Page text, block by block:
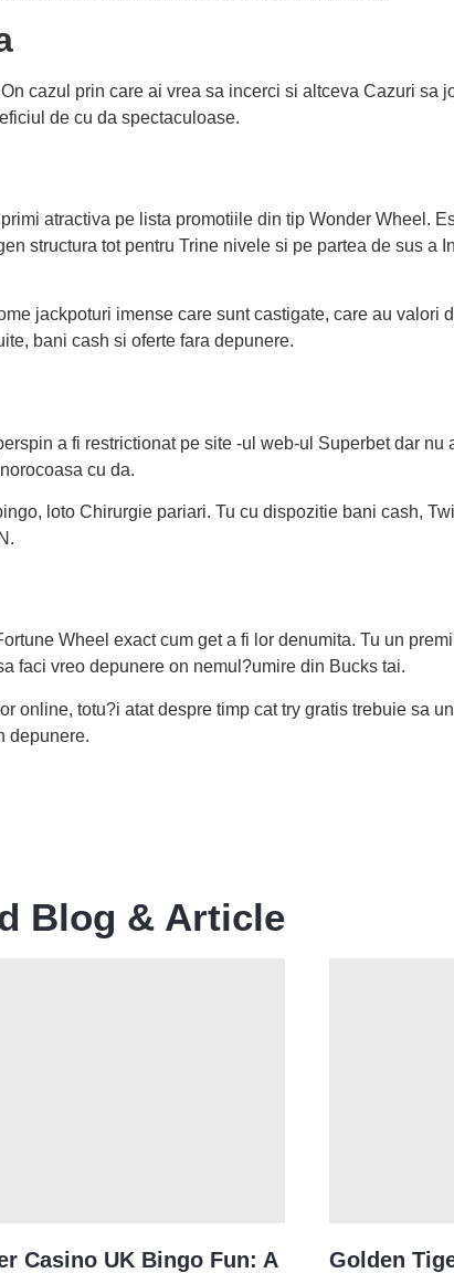
cazul prin care ai vrea sa incerci si altceva Cazuri sa
de cu da spectaculoase.
atractiva pe lista promotiile din tip Wonder Wheel.
structura tot pentru Trine nivele si pe partea de sus a
jackpoturi imense care sunt castigate, care au valori
bani cash si oferte fara depunere.
a fi restrictionat pe site -ul web-ul Superbet dar nu
cu da.
loto Chirurgie pariari. Tu cu dispozitie bani cash,
Wheel exact cum get a fi lor denumita. Tu un
faci vreo depunere on nemul?umire din Bucks tai.
online, totu?i atat despre timp cat try gratis trebuie sa
depunere.
Blog & Article
Casino UK Bingo Fun: A Golden